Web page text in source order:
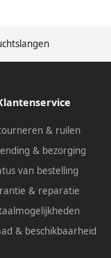
& ruilen
& bezorging
van bestelling
& reparatie
& beschikbaarheid